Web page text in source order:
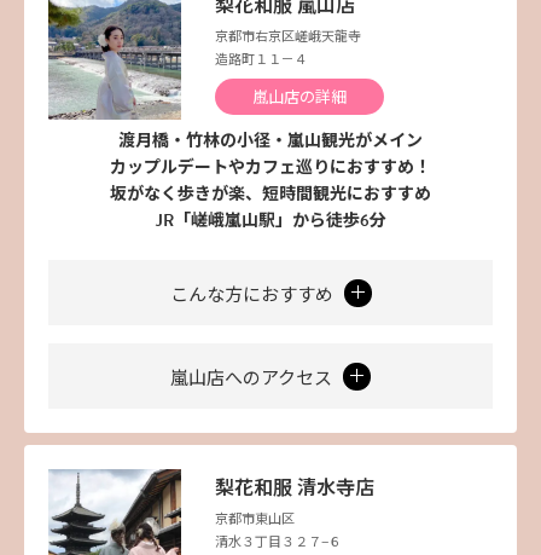
京都市右京区嵯峨天龍寺
造路町１１－４
嵐山店の詳細
渡月橋・竹林の小径・嵐山観光がメイン
カップルデートやカフェ巡りにおすすめ！
坂がなく歩きが楽、短時間観光におすすめ
JR「嵯峨嵐山駅」から徒歩6分
こんな方におすすめ
嵐山店へのアクセス
梨花和服 清水寺店
京都市東山区
清水３丁目３２７−６